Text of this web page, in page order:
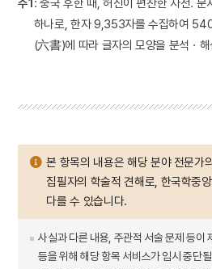
하나로, 한자 9,353자를 수집하여
(六書)에 따라 글자의 모양을 분석ㆍ
본 항목의 내용은 해당 분야 전문가
집필자의 학술적 견해로, 한국학중
다를 수 있습니다.
사실과 다른 내용, 주관적 서술 문제 등이
등을 위해 해당 항목 서비스가 임시 중단